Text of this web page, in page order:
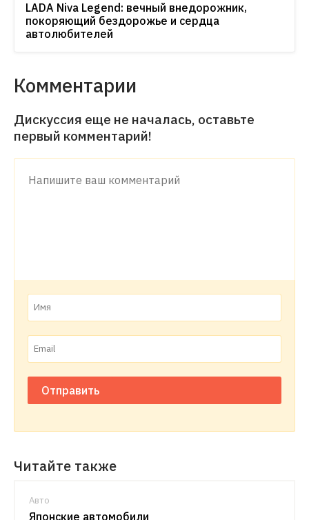
LADA Niva Legend: вечный внедорожник,
покоряющий бездорожье и сердца
автолюбителей
Комментарии
Дискуссия еще не началась, оставьте
первый комментарий!
Отправить
Читайте также
Авто
Японские автомобили